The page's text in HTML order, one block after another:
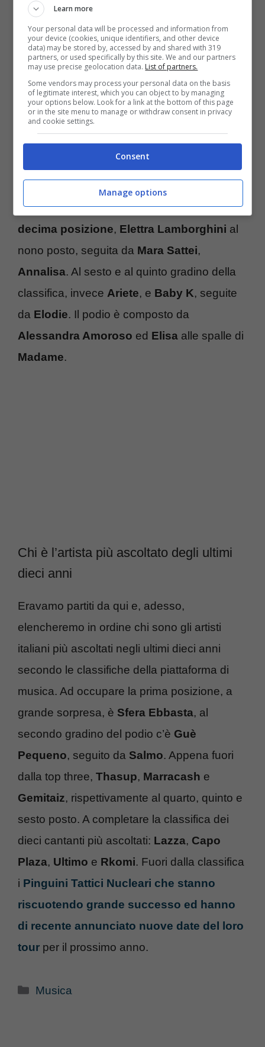
swishland
Rkomi,Junior Kcon il brano “Nuovo
Range”, all’ottava e alla nona posizione
rispettivamenteCoezcon “La musica non
c’è” eCapo Plazacon “Tesla ”, a seguire
troviamo “Superclassico
Mentre per quanto riguarda le cantanti
italiane più ascoltate nelle classifiche di
Spotify troviamoGiusy Ferreriche occupa la
decima posizione, Elettra Lamborghini al
nono posto, seguita da Mara Sattei,
Annalisa. Al sesto e al quinto gradino della
classifica, invece Ariete, e Baby K, seguite
da Elodie. Il podio è composto da
Alessandra Amoroso ed Elisa alle spalle di
Madame.
Chi è l’artista più ascoltato degli ultimi
dieci anni
Eravamo partiti da qui e, adesso,
elencheremo in ordine chi sono gli artisti
italiani più ascoltati negli ultimi dieci anni
secondo le classifiche della piattaforma di
musica. Ad occupare la prima posizione, a
grande sorpresa, è Sfera Ebbasta, al
secondo gradino del podio c’è Guè
Pequeno, seguito da Salmo. Appena fuori
dalla top three, Thasup, Marracash e
Gemitaiz, rispettivamente al quarto, quinto e
sesto posto. A completare la classifica dei
dieci cantanti più ascoltati: Lazza, Capo
Plaza, Ultimo e Rkomi. Fuori dalla classifica
i Pinguini Tattici Nucleari che stanno
riscuotendo grande successo ed hanno
di recente annunciato nuove date del loro
tour per il prossimo anno.
Categorie
Musica
Learn more
Your personal data will be processed and information from
your device (cookies, unique identifiers, and other device
data) may be stored by, accessed by and shared with 319
partners, or used specifically by this site. We and our partners
may use precise geolocation data. List of partners.
Some vendors may process your personal data on the basis
of legitimate interest, which you can object to by managing
your options below. Look for a link at the bottom of this page
or in the site menu to manage or withdraw consent in privacy
and cookie settings.
Consent
Manage options